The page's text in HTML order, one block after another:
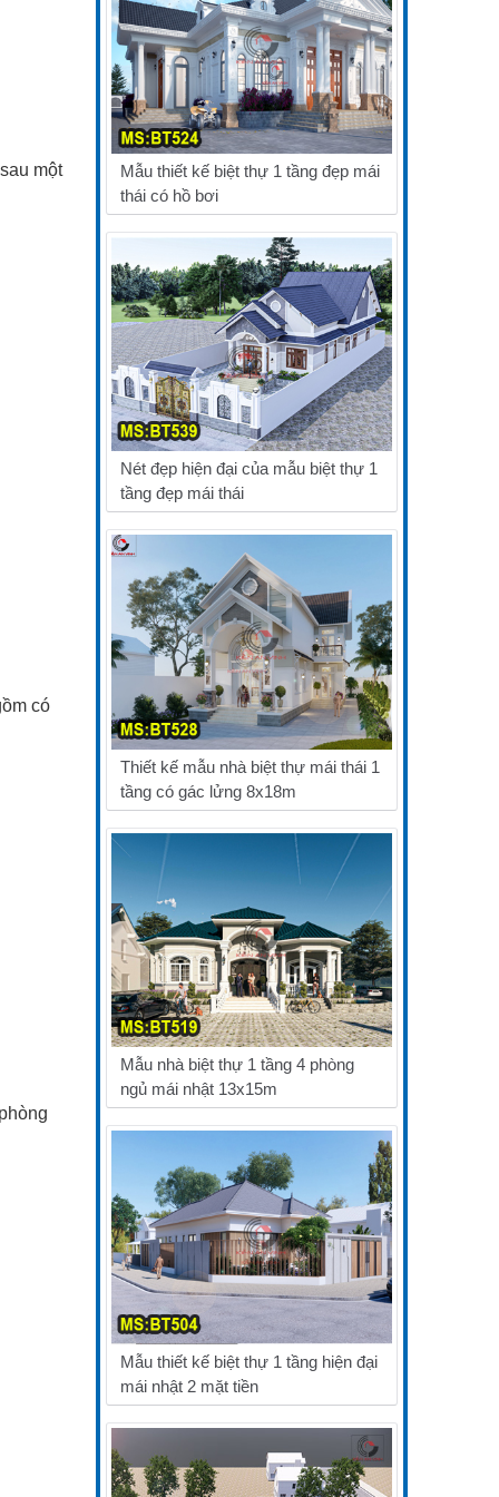
một
có
Mẫu thiết kế biệt thự 1 tầng đẹp mái
thái có hồ bơi
Nét đẹp hiện đại của mẫu biệt thự 1
tầng đẹp mái thái
Thiết kế mẫu nhà biệt thự mái thái 1
tầng có gác lửng 8x18m
Mẫu nhà biệt thự 1 tầng 4 phòng
ngủ mái nhật 13x15m
Mẫu thiết kế biệt thự 1 tầng hiện đại
mái nhật 2 mặt tiền